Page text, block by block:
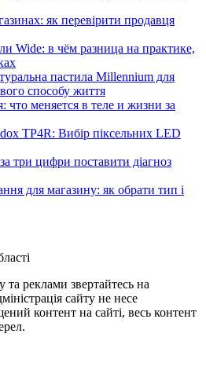
як перевірити продавця
Wide: в чём разница на практике,
пастила Millennium для
способу життя
что меняется в теле и жизни за
TP4R: Вибір піксельних LED
три цифри поставити діагноз
для магазину: як обрати тип і
реклами звертайтесь на
сайту не несе
контент на сайті, весь контент